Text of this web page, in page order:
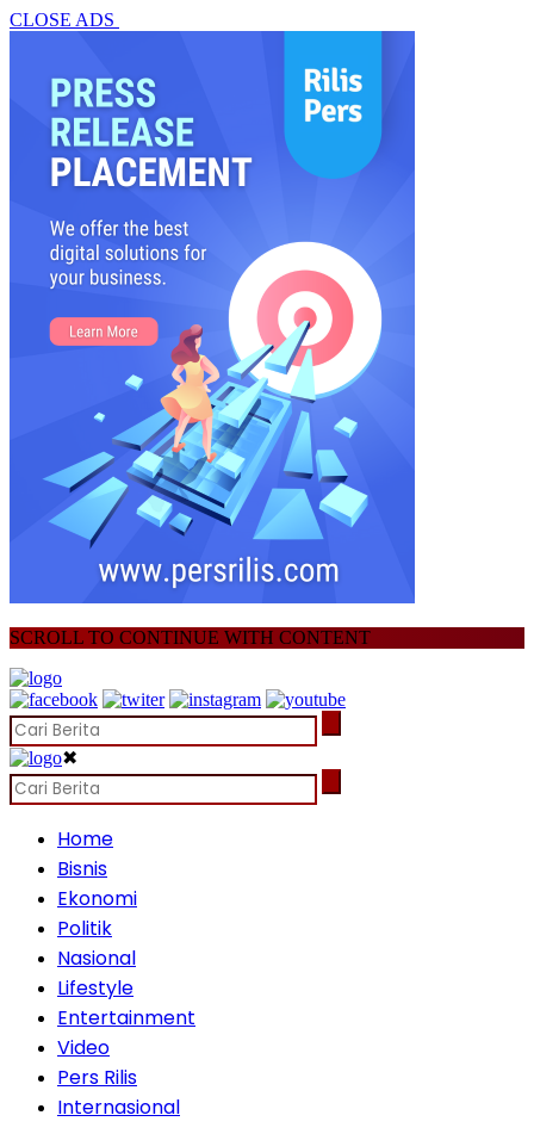
CLOSE ADS
SCROLL TO CONTINUE WITH CONTENT
✖
Home
Bisnis
Ekonomi
Politik
Nasional
Lifestyle
Entertainment
Video
Pers Rilis
Internasional